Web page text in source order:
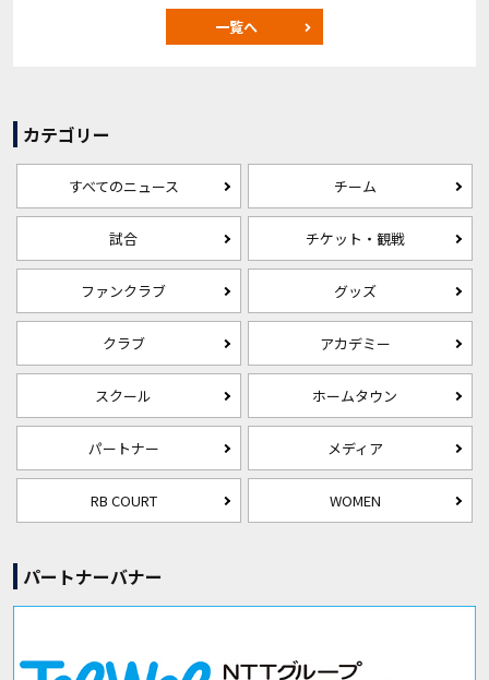
一覧へ
カテゴリー
すべてのニュース チーム
試合 チケット・観戦
ファンクラブ グッズ
クラブ アカデミー
スクール ホームタウン
パートナー メディア
RB COURT WOMEN
パートナーバナー